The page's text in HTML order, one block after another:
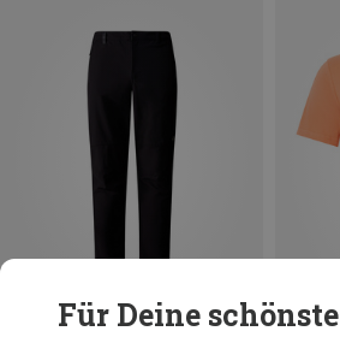
Für Deine schönste